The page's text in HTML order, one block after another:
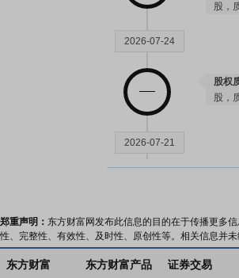
股，
2026-07-24
股权
股，
2026-07-21
2026-07-17
郑重声明： 东方财富网发布此信息的目的在于传播更多
性、完整性、有效性、及时性、原创性等。相关信息并
东方财富 东方财富产品 证券交易